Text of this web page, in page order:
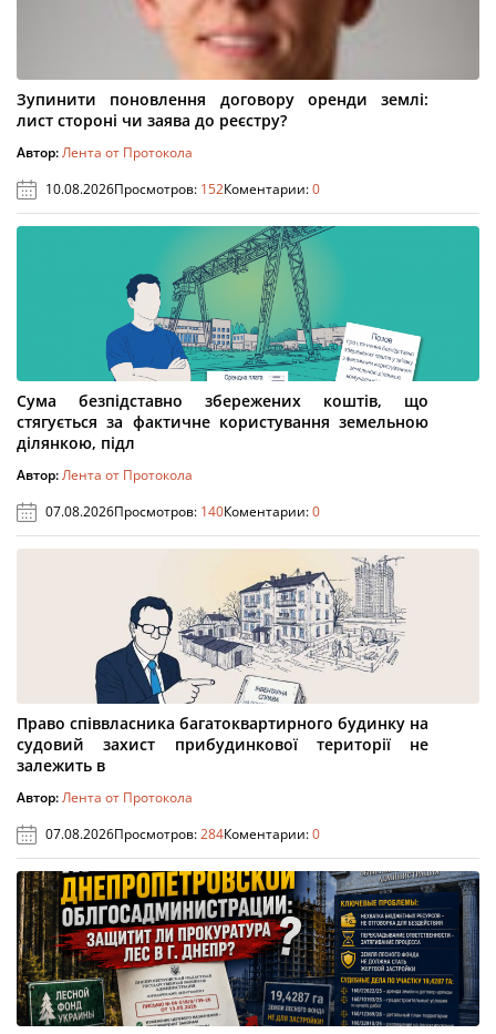
Зупинити поновлення договору оренди землі:
лист стороні чи заява до реєстру?
Автор:Лента от Протокола
10.08.2026Просмотров: 152Коментарии:0
Сума безпідставно збережених коштів, що
стягується за фактичне користування земельною
ділянкою, підл
Автор:Лента от Протокола
07.08.2026Просмотров: 140Коментарии:0
Право співвласника багатоквартирного будинку на
судовий захист прибудинкової території не
залежить в
Автор:Лента от Протокола
07.08.2026Просмотров:284Коментарии:0